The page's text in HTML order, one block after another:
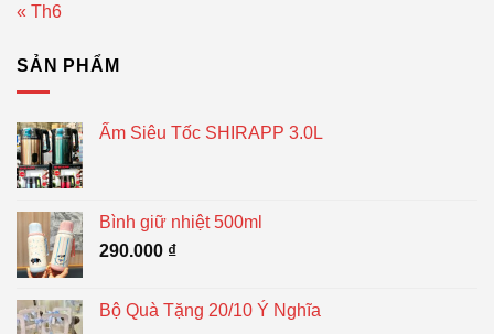
« Th6
SẢN PHẨM
Ấm Siêu Tốc SHIRAPP 3.0L
Bình giữ nhiệt 500ml
290.000 ₫
Bộ Quà Tặng 20/10 Ý Nghĩa